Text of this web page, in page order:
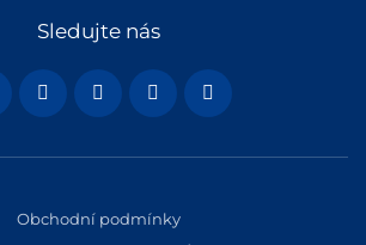
Sledujte nás
Obchodní podmínky